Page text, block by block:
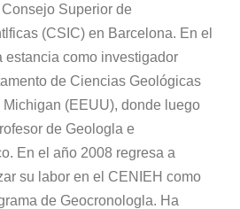
Superior de
(CSIC) en Barcelona. En el
estancia como investigador
de Ciencias Geológicas
(EEUU), donde luego
de Geologla e
En el año 2008 regresa a
su labor en el CENIEH como
de Geocronologla. Ha